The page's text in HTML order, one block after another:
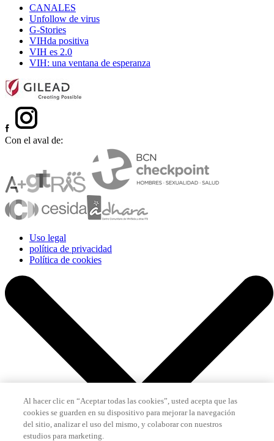
CANALES
Unfollow de virus
G-Stories
VIHda positiva
VIH es 2.0
VIH: una ventana de esperanza
Con el aval de:
Uso legal
política de privacidad
Política de cookies
Al hacer clic en “Aceptar todas las cookies”, usted acepta que las
cookies se guarden en su dispositivo para mejorar la navegación
del sitio, analizar el uso del mismo, y colaborar con nuestros
estudios para marketing.